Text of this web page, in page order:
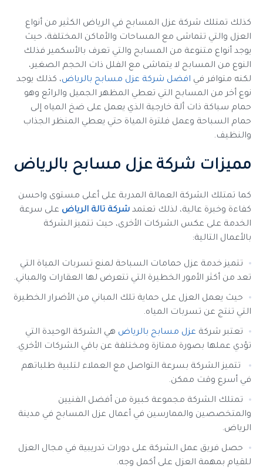
كذلك تمتلك شركة عزل المسابح في الرياض الكثير من أنواع
العزل والتي تتماشى مع المساحات والأماكن المختلفة، حيث
يوجد أنواع متنوعة من المسابح والتي تعرف بالأسكمير فذلك
النوع من المسابح لا يتماشى مع الفلل ذات الحجم الصغير،
لكنه متوافر في افضل شركة عزل مسابح بالرياض، كذلك يوجد
نوع أخر من المسابح التي تعطي المظهر الجميل والرائع وهو
حمام سباكة ذات ألة خارجية الذي يعمل على ضخ المياه إلى
حمام السباحة وعمل فلترة المياة حتي يعطي المنظر الجذاب
والنظيف.
مميزات شركة عزل مسابح بالرياض
كما تمتلك الشركة العمالة المدربة على أعلى مستوى واحسن
كفاءة وخبرة عالية، لذلك تعتمد شركة تالة الرياض على سرعة
الخدمة على عكس الشركات الأخرى، حيث تتميز الشركة
بالأعمال التالية:
تتميز خدمة عزل حمامات السباحة لمنع تسربات المياة التي
تعد من أكثر الأمور الخطيرة التي تتعرض لها العقارات والمباني.
حيث يعمل العزل على حماية تلك المباني من الأضرار الخطيرة
التي تنتج عن تسربات المياه.
تعتبر شركة عزل مسابح بالرياض هي الشركة الوحيدة التي
تؤدي عملها بصورة ممتازة ومختلفة عن باقي الشركات الأخري.
تتميز الشركة بسرعة التواصل مع العملاء لتلبية طلباتهم
في أسرع وقت ممكن.
تمتلك الشركة مجموعة كبيرة من أفضل الفنيين
والمتخصصين والممارسين في أعمال عزل المسابح في مدينة
الرياض.
حصل فريق عمل الشركة على دورات تدريبية في مجال العزل
للقيام بمهمة العزل على أكمل وجه.